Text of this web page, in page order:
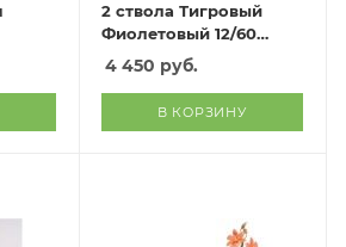
2 ствола Тигровый
Фиолетовый 12/60
см
4 450 руб.
В КОРЗИНУ